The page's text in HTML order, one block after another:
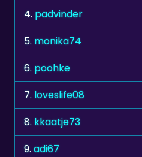
4. padvinder
5. monika74
6. poohke
7. loveslife08
8. kkaatje73
9.adi67